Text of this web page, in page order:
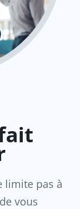
limite pas à
vous